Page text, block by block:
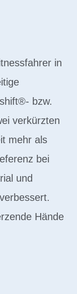
in
bzw.
verkürzten
mehr als
bei
und
Hände